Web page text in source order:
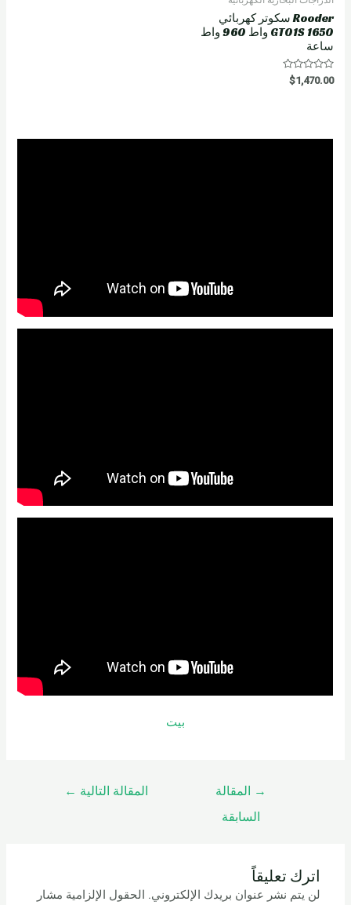
Rooder سكوتر كهربائي
GT01S 1650 واط 960 واط
ساعة
R
a
$1,470.00
بيت
→
المقالة
السابقة
المقالة التالية ←
اترك تعليقاً
لن يتم نشر عنوان بريدك الإلكتروني. الحقول الإلزامية مشار